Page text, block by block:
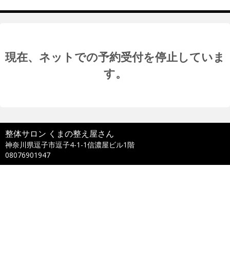
現在、ネットでの予約受付を停止していま
す。
整体サロン くまの整え屋さん
神奈川県逗子市逗子4-1-1信濃屋ビル1階
08076901947